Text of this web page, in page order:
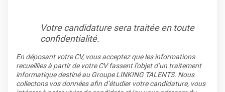
Votre candidature sera traitée en toute
confidentialité.
En déposant votre CV, vous acceptez que les informations
recueillies à partir de votre CV fassent l’objet d’un traitement
informatique destiné au Groupe LINKING TALENTS. Nous
collectons vos données afin d’étudier votre candidature, vous